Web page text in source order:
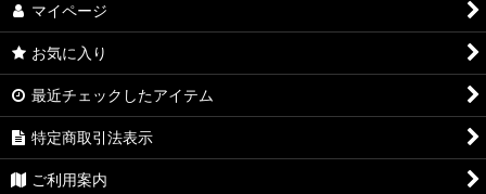
マイページ
お気に入り
最近チェックしたアイテム
特定商取引法表示
ご利用案内